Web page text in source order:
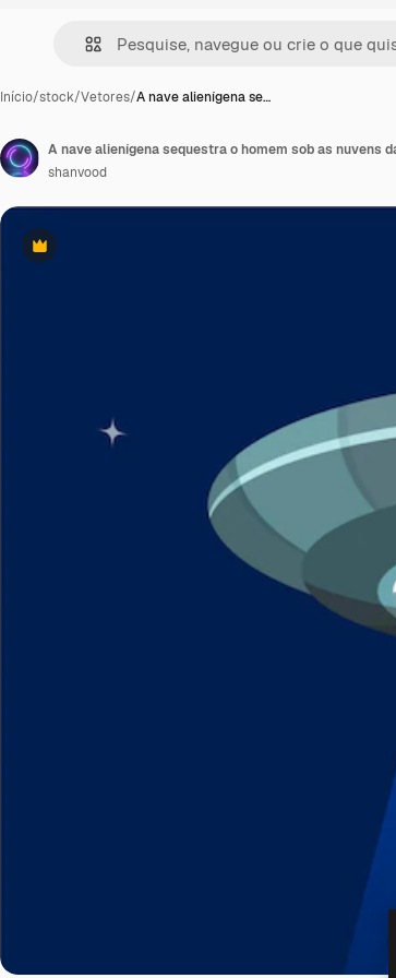
Início/stock/Vetores/A nave alienígena se…
Premium
A nave alienígena sequestra o homem sob as nuvens
shanvood